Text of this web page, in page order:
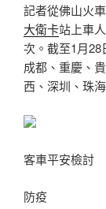
記者從佛山火
大衛卡站上車人
次。截至1月28
成都、重慶、
西、深圳、珠
客車平安檢討
防疫